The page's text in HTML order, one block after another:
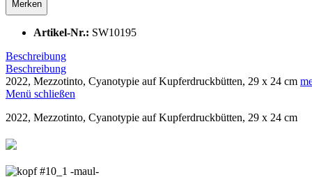
Merken
Artikel-Nr.: SW10195
Beschreibung
Beschreibung
2022, Mezzotinto, Cyanotypie auf Kupferdruckbütten, 29 x 24 cm
Menü schließen
2022, Mezzotinto, Cyanotypie auf Kupferdruckbütten, 29 x 24 cm